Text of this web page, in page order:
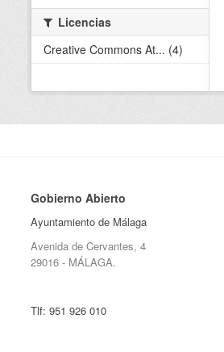
Licencias
Creative Commons At... (4)
Gobierno Abierto
Ayuntamiento de Málaga
Avenida de Cervantes, 4
29016 - MÁLAGA.
Tlf: 951 926 010